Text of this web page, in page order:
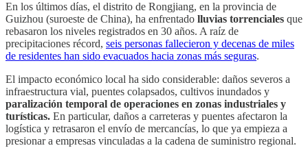
En los últimos días, el distrito de Rongjiang, en la provincia de
Guizhou (suroeste de China), ha enfrentado lluvias torrenciales que
rebasaron los niveles registrados en 30 años. A raíz de
precipitaciones récord, seis personas fallecieron y decenas de miles
de residentes han sido evacuados hacia zonas más seguras.
El impacto económico local ha sido considerable: daños severos a
infraestructura vial, puentes colapsados, cultivos inundados y
paralización temporal de operaciones en zonas industriales y
turísticas. En particular, daños a carreteras y puentes afectaron la
logística y retrasaron el envío de mercancías, lo que ya empieza a
presionar a empresas vinculadas a la cadena de suministro regional.